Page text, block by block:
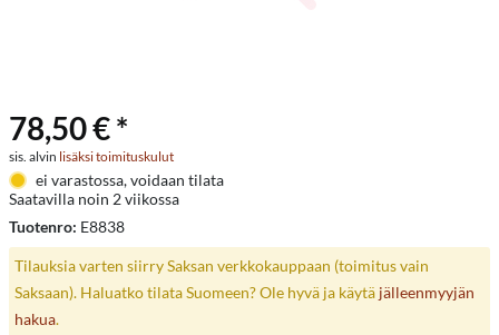
78,50 € *
sis. alvin lisäksi toimituskulut
ei varastossa, voidaan tilata
Saatavilla noin 2 viikossa
Tuotenro: E8838
Tilauksia varten siirry Saksan verkkokauppaan (toimitus vain
Saksaan). Haluatko tilata Suomeen? Ole hyvä ja käytä jälleenmyyjän
hakua.